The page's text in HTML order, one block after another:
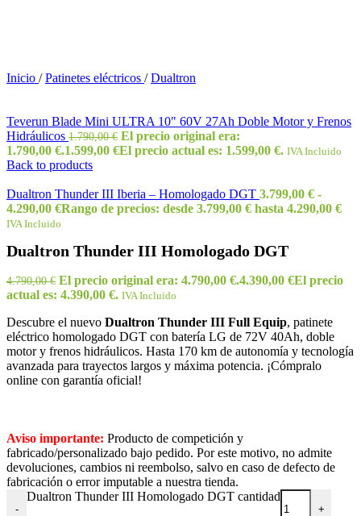
Inicio / Patinetes eléctricos / Dualtron
Teverun Blade Mini ULTRA 10" 60V 27Ah Doble Motor y Frenos
Hidráulicos 1.790,00€ El precio original era:
1.790,00 €.1.599,00 €El precio actual es: 1.599,00 €. IVA Incluido
Back to products
Dualtron Thunder III Iberia – Homologado DGT 3.799,00 € -
4.290,00 €Rango de precios: desde 3.799,00 € hasta 4.290,00 €
IVA Incluido
Dualtron Thunder III Homologado DGT
4.790,00€ El precio original era: 4.790,00 €.4.390,00 €El precio
actual es: 4.390,00 €. IVA Incluido
Descubre el nuevo Dualtron Thunder III Full Equip, patinete
eléctrico homologado DGT con batería LG de 72V 40Ah, doble
motor y frenos hidráulicos. Hasta 170 km de autonomía y tecnología
avanzada para trayectos largos y máxima potencia. ¡Cómpralo
online con garantía oficial!
Aviso importante: Producto de competición y
fabricado/personalizado bajo pedido. Por este motivo, no admite
devoluciones, cambios ni reembolso, salvo en caso de defecto de
fabricación o error imputable a nuestra tienda.
-
Dualtron Thunder III Homologado DGT cantidad
+